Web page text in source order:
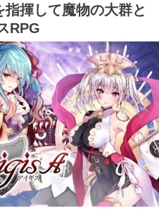
揮して魔物の大群と
RPG